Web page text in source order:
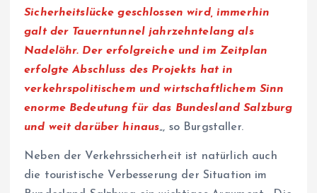
Sicherheitslücke geschlossen wird, immerhin
galt der Tauerntunnel jahrzehntelang als
Nadelöhr. Der erfolgreiche und im Zeitplan
erfolgte Abschluss des Projekts hat in
verkehrspolitischem und wirtschaftlichem Sinn
enorme Bedeutung für das Bundesland Salzburg
und weit darüber hinaus„, so Burgstaller.
Neben der Verkehrssicherheit ist natürlich auch
die touristische Verbesserung der Situation im